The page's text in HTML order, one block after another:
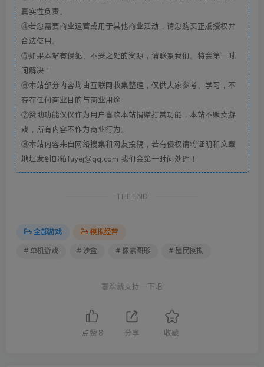
真实性负责。
④若您需要商业运营或用于其他商业活动，请您购买正版授权并
合法使用。
⑤如果本站有侵犯、不妥之处的资源，请联系我们。将会第一时
间解决！
⑥本站部分内容均由互联网收集整理，仅供大家参考、学习，不
存在任何商业目的与商业用途
⑦赞助功能仅仅作为用户喜欢本站捐赠打赏功能，本站不贩卖游
戏，所有内容不作为商业行为。
⑧本站内容来自网络搜集和网友投稿，若有侵权请将证明和文章
地址发到邮箱fuyej@qq.com 我们会第一时间处理！
THE END
全部游戏 模拟经营
# 单机游戏 # 沙盒 # 像素图形 # 殖民模拟
喜欢就支持一下吧
点赞 8 分享 收藏